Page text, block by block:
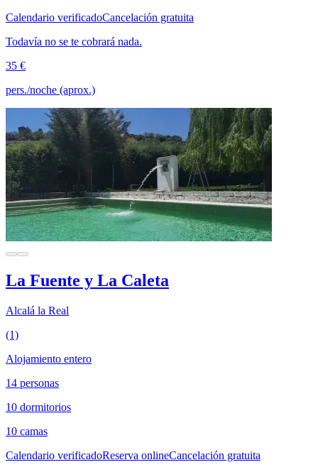
Calendario verificadoCancelación gratuita
Todavía no se te cobrará nada.
35 €
pers./noche (aprox.)
La Fuente y La Caleta
Alcalá la Real
(1)
Alojamiento entero
14 personas
10 dormitorios
10 camas
Calendario verificadoReserva onlineCancelación gratuita